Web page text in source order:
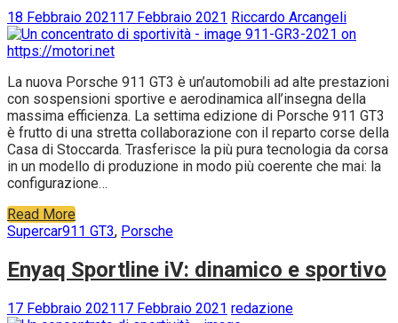
18 Febbraio 2021 17 Febbraio 2021 Riccardo Arcangeli
La nuova Porsche 911 GT3 è un’automobili ad alte prestazioni
con sospensioni sportive e aerodinamica all’insegna della
massima efficienza. La settima edizione di Porsche 911 GT3
è frutto di una stretta collaborazione con il reparto corse della
Casa di Stoccarda. Trasferisce la più pura tecnologia da corsa
in un modello di produzione in modo più coerente che mai: la
configurazione…
Read More
Supercar911 GT3, Porsche
Enyaq Sportline iV: dinamico e sportivo
17 Febbraio 2021 17 Febbraio 2021 redazione